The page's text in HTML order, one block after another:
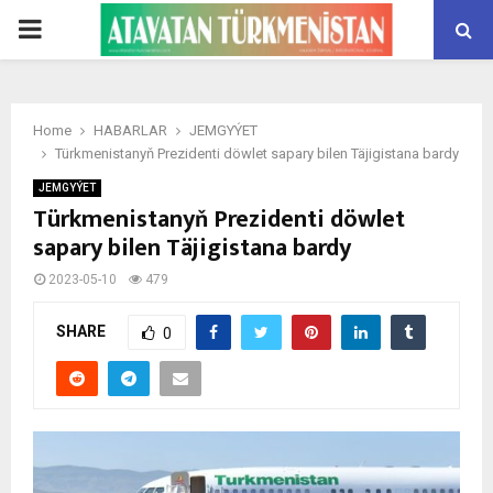
PRIMARY
Home HABARLAR
JEMGYÝET
Türkmenistanyň Prezidenti döwlet sapary bilen Täjigistana bardy
JEMGYÝET
Türkmenistanyň Prezidenti döwlet
sapary bilen Täjigistana bardy
2023-05-10 479
SHARE 0